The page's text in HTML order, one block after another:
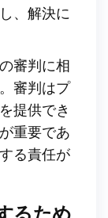
、解決に
審判に相
審判はプ
提供でき
重要であ
る責任が
るため